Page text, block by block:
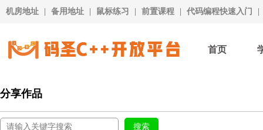
机房地址 备用地址 鼠标练习 前置课程 代码编程快速入门
首页
分享作品